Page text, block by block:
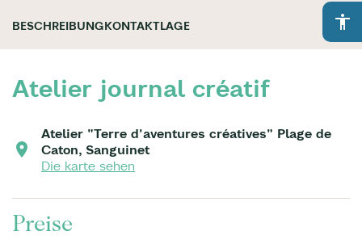
accessibility
BESCHREIBUNGKONTAKTLAGE
Atelier journal créatif
Atelier "Terre d'aventures créatives" Plage de
Caton, Sanguinet
Die karte sehen
Preise